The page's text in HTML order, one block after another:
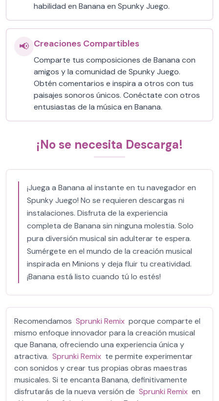
habilidad en Banana en Spunky Juego.
📢 Creaciones Compartibles
Comparte tus composiciones de Banana con
amigos y la comunidad de Spunky Juego.
Obtén comentarios e inspira a otros con tus
paisajes sonoros únicos. Conéctate con otros
entusiastas de la música en Banana.
¡No se necesita Descarga!
¡Juega a Banana al instante en tu navegador en
Spunky Juego! No se requieren descargas ni
instalaciones. Disfruta de la experiencia
completa de Banana sin ninguna molestia. Solo
pura diversión musical sin adulterar te espera.
Sumérgete en el mundo de la creación musical
inspirada en Minions y deja fluir tu creatividad.
¡Banana está listo cuando tú lo estés!
Recomendamos Sprunki Remix porque comparte el
mismo enfoque innovador para la creación musical
que Banana, ofreciendo una experiencia única y
atractiva. Sprunki Remix te permite experimentar
con sonidos y crear tus propias obras maestras
musicales. Si te encanta Banana, definitivamente
disfrutarás de la nueva versión de Sprunki Remix en